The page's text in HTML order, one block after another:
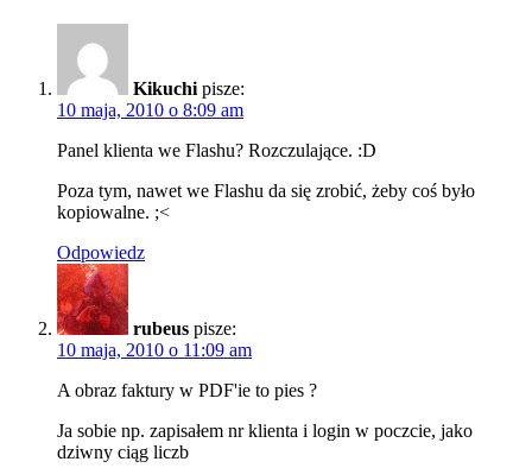
Kikuchi pisze:
10 maja, 2010 o 8:09 am
Panel klienta we Flashu? Rozczulające. :D
Poza tym, nawet we Flashu da się zrobić, żeby coś było
kopiowalne. ;<
Odpowiedz
rubeus pisze:
10 maja, 2010 o 11:09 am
A obraz faktury w PDF'ie to pies ?
Ja sobie np. zapisałem nr klienta i login w poczcie, jako
dziwny ciąg liczb